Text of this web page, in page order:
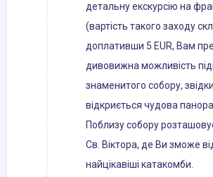
детальну екскурсію на
(вартість такого заходу
доплативши 5 EUR, Вам
дивовижна можливість
знаменитого собору,
відкриється чудова
Поблизу собору
Св. Віктора, де Ви зможе
найцікавіші катакомби.